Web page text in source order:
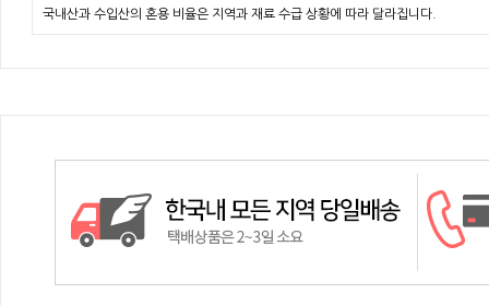
국내산과 수입산의 혼용 비율은 지역과 재료 수급 상황에 따라 달라집니다.